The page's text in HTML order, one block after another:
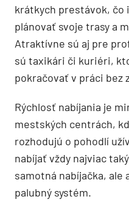
krátkych prestávok, čo
plánovať svoje trasy a
Atraktívne sú aj pre
sú taxikári či kuriéri,
pokračovať v práci bez
Rýchlosť nabíjania je
mestských centrách,
rozhodujú o pohodlí
nabíjať vždy najviac
samotná nabíjačka, ale
palubný systém.